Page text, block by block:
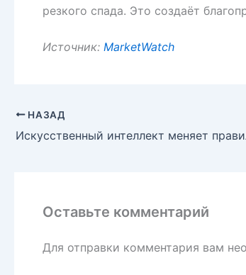
резкого спада. Это создаёт
Источник: MarketWatch
НАЗАД
Оставьте комментарий
Для отправки комментария вам